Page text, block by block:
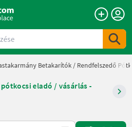
Betakarítók / Rendfelszedő
eladó / vásárlás -
on